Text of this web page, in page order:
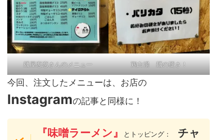
麺屋恋恋さんのメニュー 鶏白湯 麺の硬さ！
今回、注文したメニューは、お店の
Instagramの記事と同様に！
『味噌ラーメン』 とトッピング： チャ